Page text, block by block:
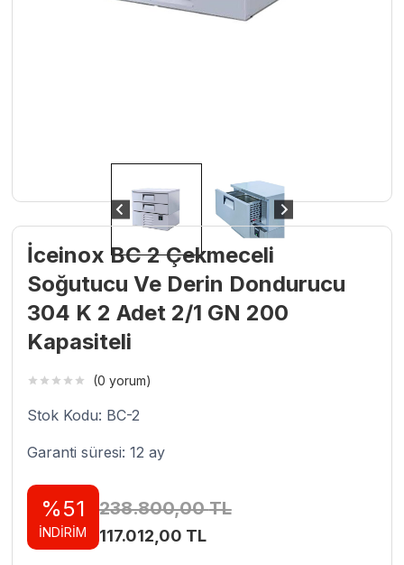
İceinox BC 2 Çekmeceli
Soğutucu Ve Derin Dondurucu
304 K 2 Adet 2/1 GN 200
Kapasiteli
(0 yorum)
Stok Kodu: BC-2
Garanti süresi: 12 ay
%51
İNDİRİM
238.800,00TL
Orijinal
117.012,00 TLŞu